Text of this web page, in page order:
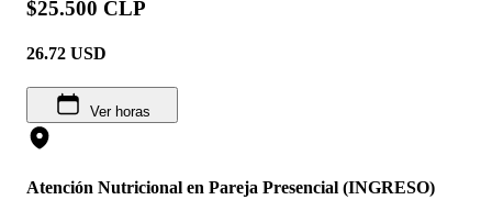
$25.500 CLP
26.72 USD
Ver horas
Atención Nutricional en Pareja Presencial (INGRESO)